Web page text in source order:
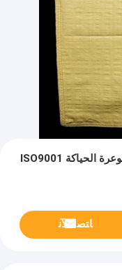
بطانات أكياس البولي بروبيلين السائبة الوعرة الحياكة ISO9001
ﺎﺘﺼﻟ ﺍﻶﻧ